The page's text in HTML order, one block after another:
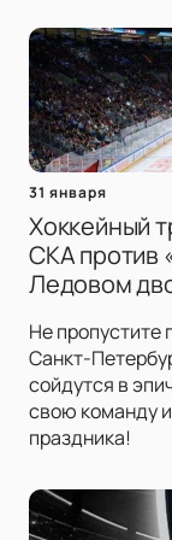
31 января
Хоккейный
СКА против
Ледовом
Не пропустите
Санкт-
сойдутся в
свою команду
праздника!